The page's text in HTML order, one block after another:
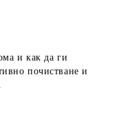
и как да ги
почистване и